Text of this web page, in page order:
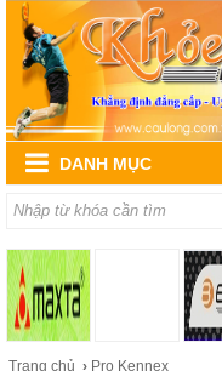
DANH MỤC
Trang chủ › Pro Kennex